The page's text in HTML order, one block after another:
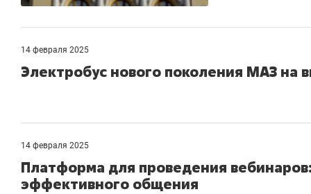
14 февраля 2025
Электробус нового поколения МАЗ на
14 февраля 2025
Платформа для проведения
эффективного общения